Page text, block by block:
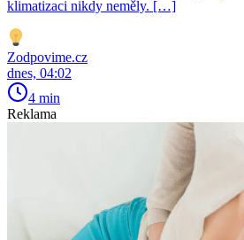
klimatizaci nikdy neměly. […]
Zodpovime.cz
dnes, 04:02
4 min
Reklama